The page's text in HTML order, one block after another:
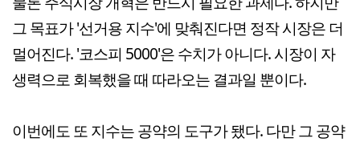
그 목표가 '선거용 지수'에 맞춰진다면 정작 시장은 더
멀어진다. '코스피 5000'은 수치가 아니다. 시장이 자
생력으로 회복했을 때 따라오는 결과일 뿐이다.
이번에도 또 지수는 공약의 도구가 됐다. 다만 그 공약